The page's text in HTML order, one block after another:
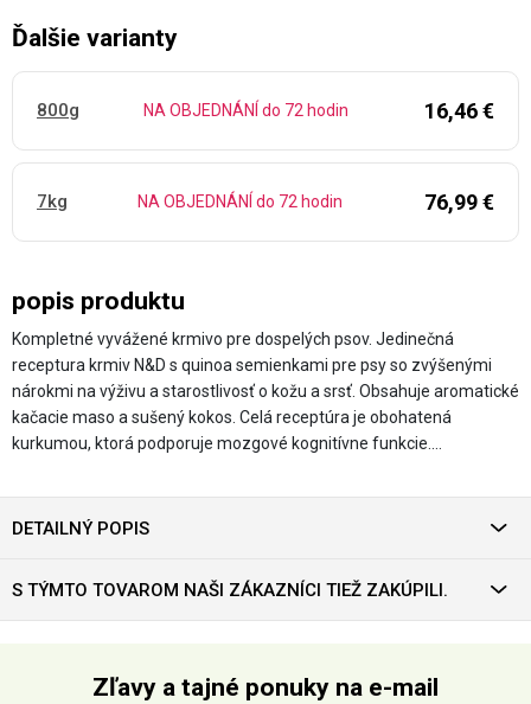
popis produktu
Kompletné vyvážené krmivo pre dospelých psov. Jedinečná
receptura krmiv N&D s quinoa semienkami pre psy so zvýšenými
nárokmi na výživu a starostlivosť o kožu a srsť. Obsahuje aromatické
kačacie maso a sušený kokos. Celá receptúra je obohatená
kurkumou, ktorá podporuje mozgové kognitívne funkcie.…
Ďalšie varianty
800g NA OBJEDNÁNÍ do 72 hodin 16,46 €
7kg NA OBJEDNÁNÍ do 72 hodin 76,99 €
DETAILNÝ POPIS
S TÝMTO TOVAROM NAŠI ZÁKAZNÍCI TIEŽ ZAKÚPILI.
Zľavy a tajné ponuky na e-mail